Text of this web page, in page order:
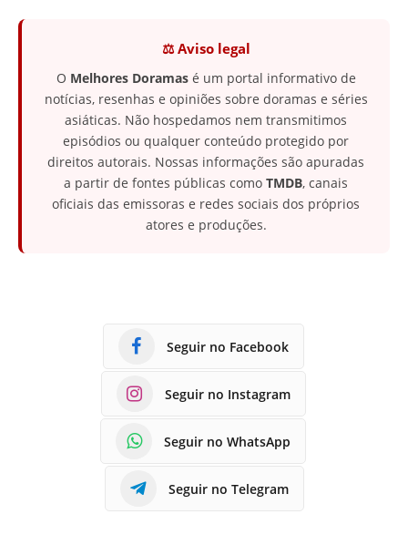
⚖️ Aviso legal
O Melhores Doramasé um portal informativo de
notícias, resenhas e opiniões sobre doramas e séries
asiáticas. Não hospedamos nem transmitimos
episódios ou qualquer conteúdo protegido por
direitos autorais. Nossas informações são apuradas
a partir de fontes públicas como TMDB, canais
oficiais das emissoras e redes sociais dos próprios
atores e produções.
Seguir no Facebook
Seguir no Instagram
Seguir no WhatsApp
Seguir no Telegram